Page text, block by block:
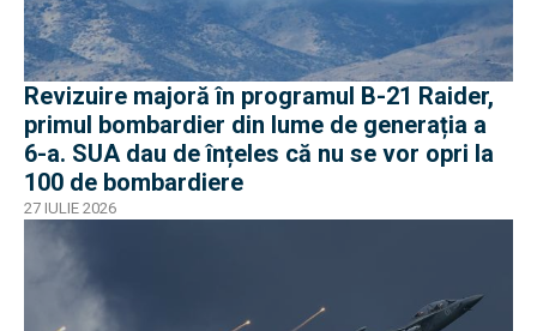
Revizuire majoră în programul B-21 Raider,
primul bombardier din lume de generația a
6-a. SUA dau de înțeles că nu se vor opri la
100 de bombardiere
27 IULIE 2026